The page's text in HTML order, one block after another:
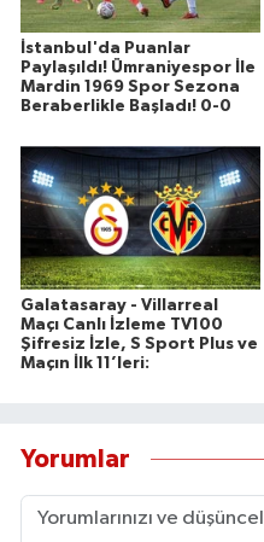
İstanbul'da Puanlar
Paylaşıldı! Ümraniyespor İle
Mardin 1969 Spor Sezona
Beraberlikle Başladı! 0-0
Galatasaray - Villarreal
Maçı Canlı İzleme TV100
Şifresiz İzle, S Sport Plus ve
Maçın İlk 11’leri:
Yorumlar